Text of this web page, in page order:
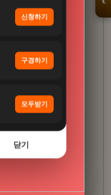
신청하기
구경하기
모두받기
닫기